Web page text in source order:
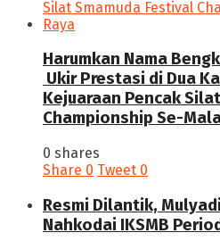
Harumkan Nama
Ukir Prestasi di Dua
Kejuaraan Pencak
Championship Se-
0 shares
Share 0 Tweet 0
Resmi Dilantik,
Nahkodai IKSMB